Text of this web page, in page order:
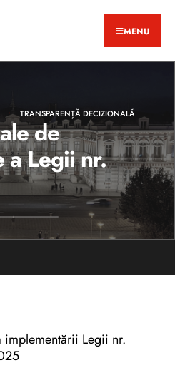
MENU
TRANSPARENȚĂ DECIZIONALĂ
de
a Legii nr.
implementării Legii nr.